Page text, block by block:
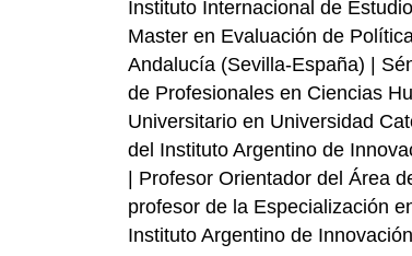
Instituto Internacional de
Master en Evaluación de
Andalucía (Sevilla-España) |
de Profesionales en Ciencias
Universitario en Universidad
del Instituto Argentino de
| Profesor Orientador del Área
profesor de la Especialización
Instituto Argentino de